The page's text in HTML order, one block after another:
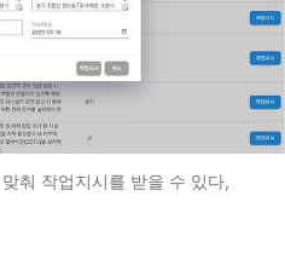
춰 작업지시를 받을 수 있다,